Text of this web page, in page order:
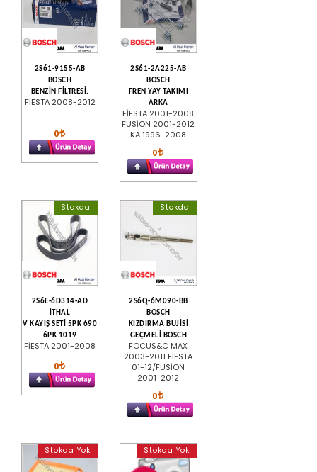
2S61-9155-AB
BOSCH
BENZİN FİLTRESİ.
FİESTA 2008-2012
0
2S61-2A225-AB
BOSCH
FREN YAY TAKIMI
ARKA
FİESTA 2001-2008
FUSİON 2001-2012
KA 1996-2008
0
Stokda
2S6E-6D314-AD
İTHAL
V KAYIŞ SETİ 5PK 690
6PK 1019
FİESTA 2001-2008
0
Stokda
2S6Q-6M090-BB
BOSCH
KIZDIRMA BUJİSİ
GEÇMELİ BOSCH
FOCUS&C MAX
2003-2011 FİESTA
01-12/FUSİON
2001-2012
0
Stokda Yok Stokda Yok